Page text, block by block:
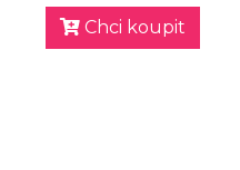
Chci koupit